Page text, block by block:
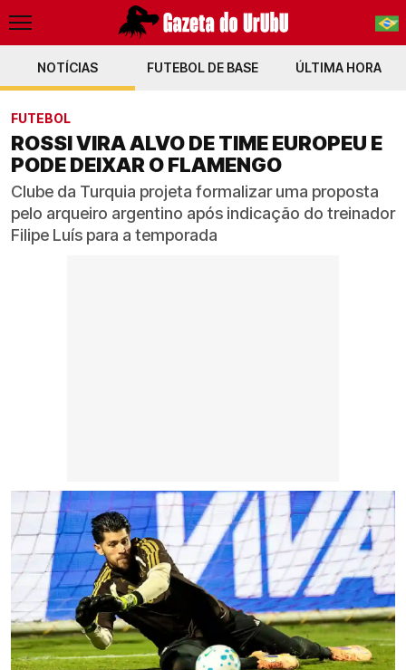
PT-BR
NOTÍCIAS FUTEBOL DE BASE ÚLTIMA HORA
FUTEBOL
ROSSI VIRA ALVO DE TIME EUROPEU E
PODE DEIXAR O FLAMENGO
Clube da Turquia projeta formalizar uma proposta
pelo arqueiro argentino após indicação do treinador
Filipe Luís para a temporada